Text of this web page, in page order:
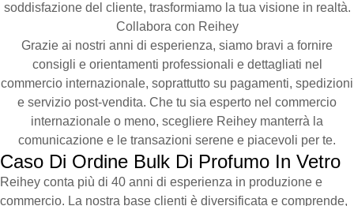
soddisfazione del cliente, trasformiamo la tua visione in realtà.
Collabora con Reihey
Grazie ai nostri anni di esperienza, siamo bravi a fornire
consigli e orientamenti professionali e dettagliati nel
commercio internazionale, soprattutto su pagamenti, spedizioni
e servizio post-vendita. Che tu sia esperto nel commercio
internazionale o meno, scegliere Reihey manterrà la
comunicazione e le transazioni serene e piacevoli per te.
Caso Di Ordine Bulk Di Profumo In Vetro
Reihey conta più di 40 anni di esperienza in produzione e
commercio. La nostra base clienti è diversificata e comprende,